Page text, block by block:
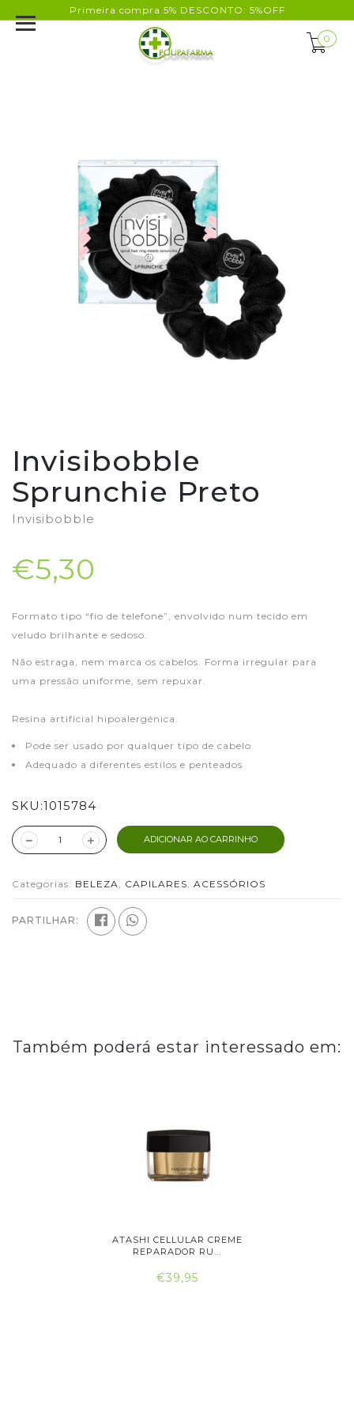
Primeira compra 5% DESCONTO: 5%OFF
0
Invisibobble
Sprunchie Preto
Invisibobble
€5,30
Formato tipo “fio de telefone”, envolvido num tecido em
veludo brilhante e sedoso.
Não estraga, nem marca os cabelos. Forma irregular para
uma pressão uniforme, sem repuxar.
Resina artificial hipoalergénica.
Pode ser usado por qualquer tipo de cabelo
Adequado a diferentes estilos e penteados
SKU:1015784
ADICIONAR AO CARRINHO
Categorias: BELEZA, CAPILARES, ACESSÓRIOS
PARTILHAR:
Também poderá estar interessado em:
ATASHI CELLULAR CREME
REPARADOR RU...
€39,95